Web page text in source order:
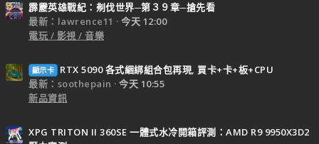
霹靂英雄戰紀：刜伐世界─第３９章─搶先看
最新：lawrence11
今天 12:00
電玩 / 影視 / 音樂
顯示卡
RTX 5090 各式綑綁組合包再現, 買卡+卡+板+CPU
最新：soothepain
今天 10:55
新品資訊
XPG TRITON II 360SE 一體式水冷開箱評測：AMD R9 9950X3D2